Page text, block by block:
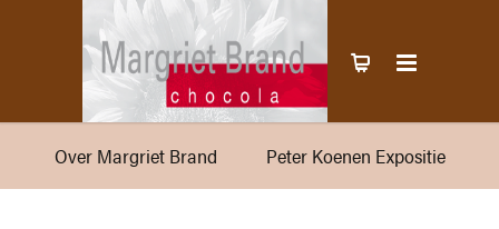
Over Margriet Brand Peter Koenen Expositie